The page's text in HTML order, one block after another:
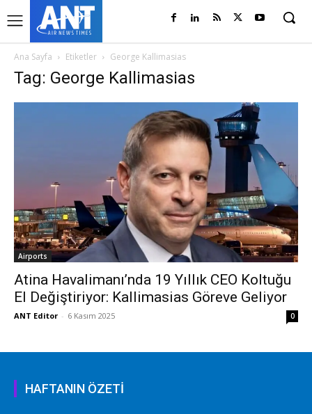
Ana Sayfa Etiketler George Kallimasias
Tag: George Kallimasias
Airports
Atina Havalimanı’nda 19 Yıllık CEO Koltuğu
El Değiştiriyor: Kallimasias Göreve Geliyor
ANT Editor - 6 Kasım 2025 0
HAFTANIN ÖZETİ